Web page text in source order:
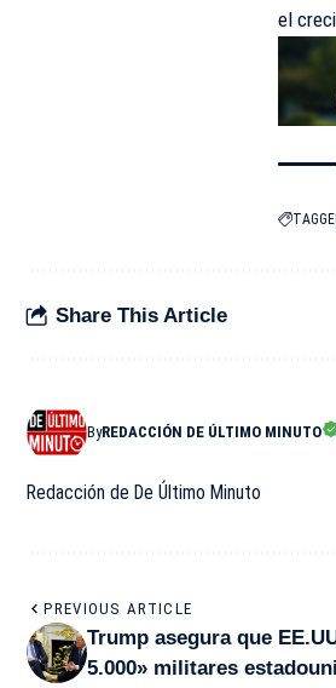
el
Share This Article
ByREDACCIÓN DE ÚLTIMO MINUTO
Redacción de De Último Minuto
PREVIOUS ARTICLE
Trump asegura que
5.000» militares